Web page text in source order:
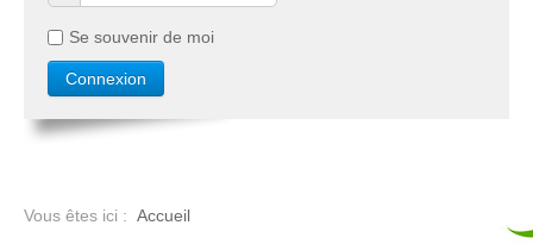
Se souvenir de moi
Vous êtes ici : Accueil